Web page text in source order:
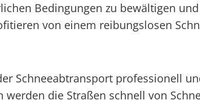
Bedingungen zu bewältigen
von einem reibungslosen
Schneeabtransport professionell
die Straßen schnell von